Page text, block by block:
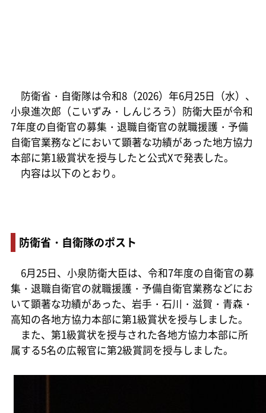
防衛省・自衛隊は令和8（2026）年6月25日（水）、
小泉進次郎（こいずみ・しんじろう）防衛大臣が令和
7年度の自衛官の募集・退職自衛官の就職援護・予備
自衛官業務などにおいて顕著な功績があった地方協力
本部に第1級賞状を授与したと公式Xで発表した。
内容は以下のとおり。
防衛省・自衛隊のポスト
6月25日、小泉防衛大臣は、令和7年度の自衛官の募
集・退職自衛官の就職援護・予備自衛官業務などにお
いて顕著な功績があった、岩手・石川・滋賀・青森・
高知の各地方協力本部に第1級賞状を授与しました。
また、第1級賞状を授与された各地方協力本部に所
属する5名の広報官に第2級賞詞を授与しました。